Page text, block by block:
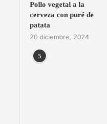
Pollo vegetal a la
cerveza con puré de
patata
20 diciembre, 2024
5